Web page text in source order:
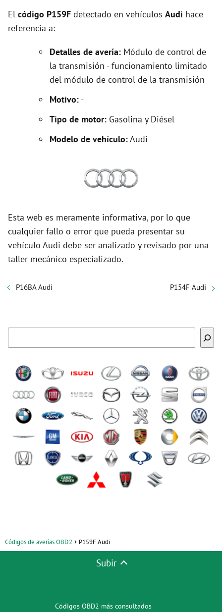
El código P159F detectado en vehículos Audi hace
referencia a:
Detalles de avería: Módulo de control de
la transmisión - funcionamiento limitado
del módulo de control de la transmisión
Motivo: -
Tipo de motor: Gasolina y Diésel
Modelo de vehículo:Audi
Esta web es meramente informativa, por lo que
cualquier fallo o error que pueda presentar su
vehículo Audi debe ser analizado y revisado por una
taller mecánico especializado.
P16BA Audi P154F Audi
Códigos de averías OBD2 P159F Audi
Subir
Códigos OBD2 más consultados